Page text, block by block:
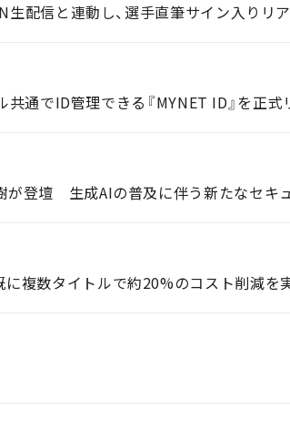
通でID管理できる『MYNET ID』を正式
が登壇 生成AIの普及に伴う新たなセキ
複数タイトルで約20%のコスト削減を